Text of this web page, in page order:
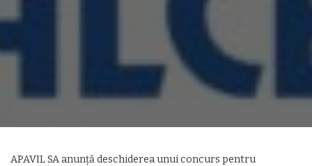
APAVIL SA anunță deschiderea unui concurs pentru